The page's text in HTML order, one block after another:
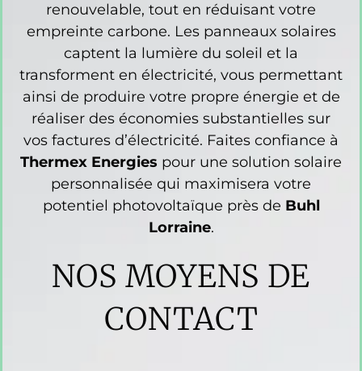
renouvelable, tout en réduisant votre
empreinte carbone. Les panneaux solaires
captent la lumière du soleil et la
transforment en électricité, vous permettant
ainsi de produire votre propre énergie et de
réaliser des économies substantielles sur
vos factures d’électricité. Faites confiance à
Thermex Energies pour une solution solaire
personnalisée qui maximisera votre
potentiel photovoltaïque près de Buhl
Lorraine.
NOS MOYENS DE
CONTACT